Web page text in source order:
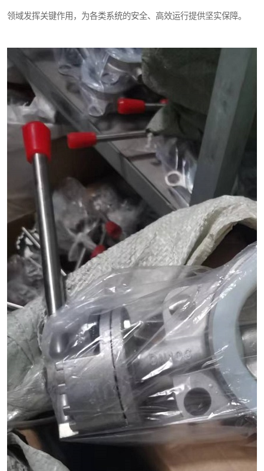
领域发挥关键作用，为各类系统的安全、高效运行提供坚实保障。